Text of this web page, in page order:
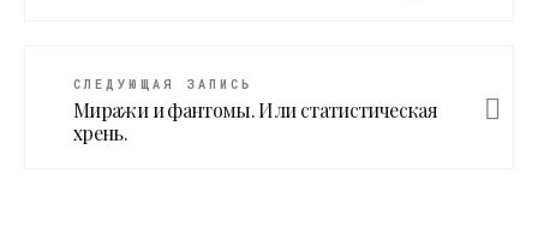
СЛЕДУЮЩАЯ ЗАПИСЬ
Миражи и фантомы. Или статистическая
хрень.